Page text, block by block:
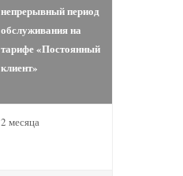
непрерывный период
обслуживания на
тарифе «Постоянный
клиент»
2 месяца